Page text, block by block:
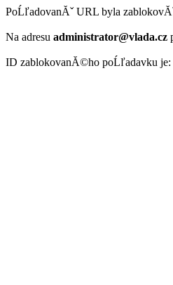
PoĹľadovanĂˇ URL byla
Na adresu administrator@vlada.cz
ID zablokovanĂ©ho poĹľadavku je: